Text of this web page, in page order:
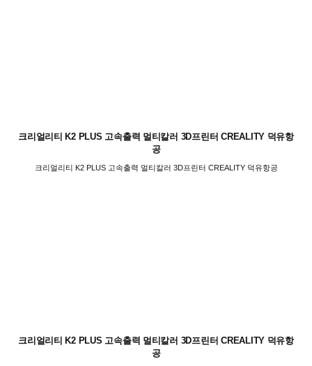
크리얼리티 K2 PLUS 고속출력 멀티칼러 3D프린터 CREALITY 덕유항
공
크리얼리티 K2 PLUS 고속출력 멀티칼러 3D프린터 CREALITY 덕유항공
크리얼리티 K2 PLUS 고속출력 멀티칼러 3D프린터 CREALITY 덕유항
공